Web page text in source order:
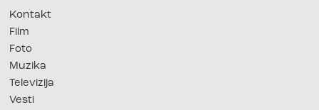
Kontakt
Film
Foto
Muzika
Televizija
Vesti